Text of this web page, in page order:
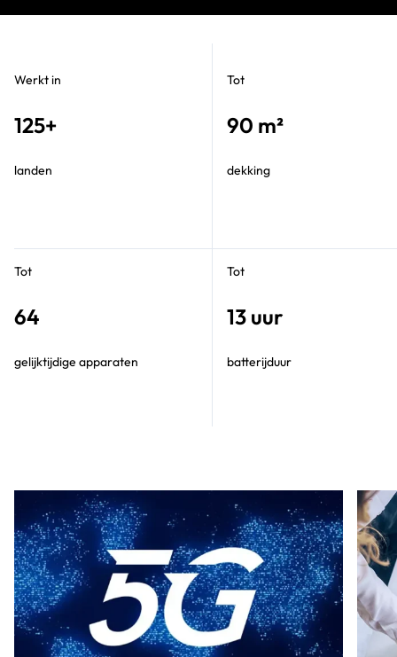
Werkt in
125+
landen
Tot
90 m²
dekking
Tot
64
gelijktijdige apparaten
Tot
13 uur
batterijduur